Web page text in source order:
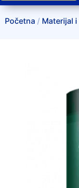
Početna / Materijal